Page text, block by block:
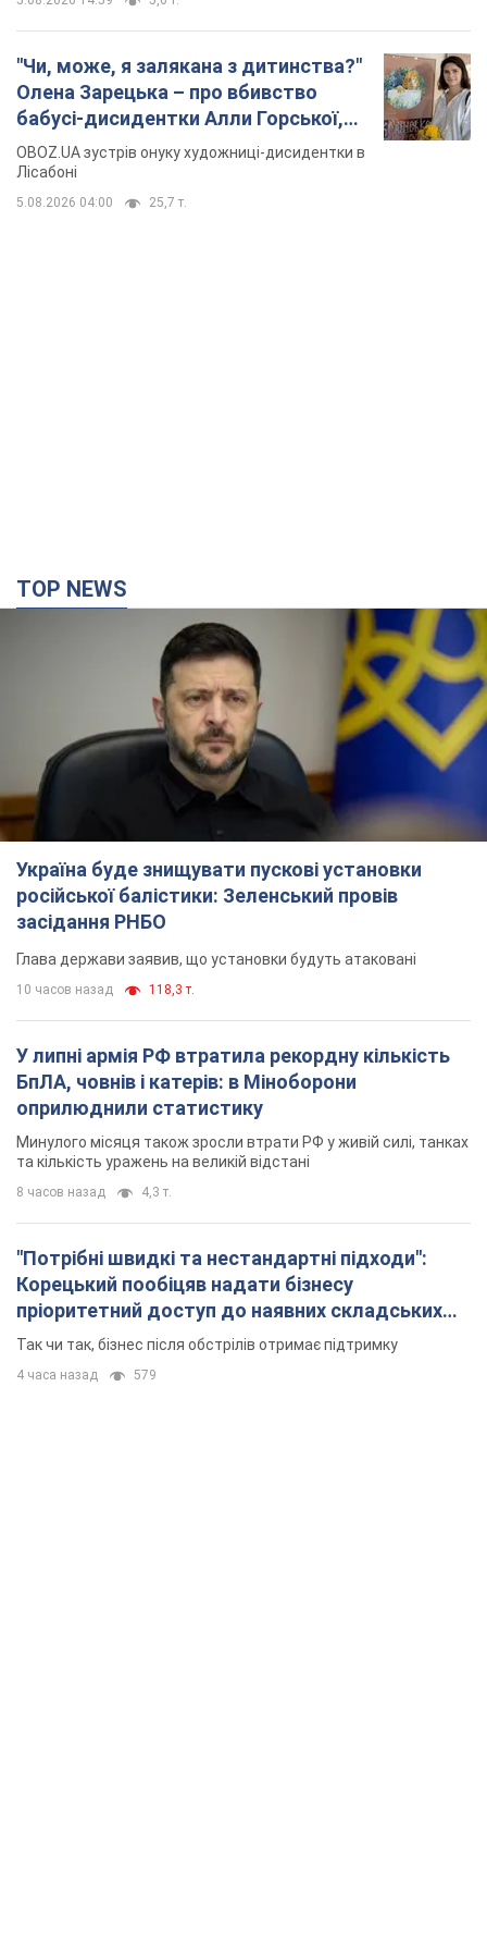
Україна буде знищувати пускові установки
російської балістики: Зеленський провів
Глава держави заявив, що установки будуть атаковані
118,3 т.
У липні армія РФ втратила рекордну кількість
БпЛА, човнів і катерів: в Міноборони
оприлюднили статистику
Минулого місяця також зросли втрати РФ у живій силі, танках
та кількість уражень на великій відстані
8 часов назад
"Потрібні швидкі та нестандартні підходи":
Корецький пообіцяв надати бізнесу
пріоритетний доступ до наявних складських
приміщень
Так чи так, бізнес після обстрілів отримає підтримку
4 часа назад 579